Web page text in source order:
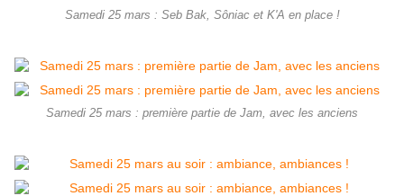
Samedi 25 mars : Seb Bak, Sôniac et K'A en place !
Samedi 25 mars : première partie de Jam, avec les anciens